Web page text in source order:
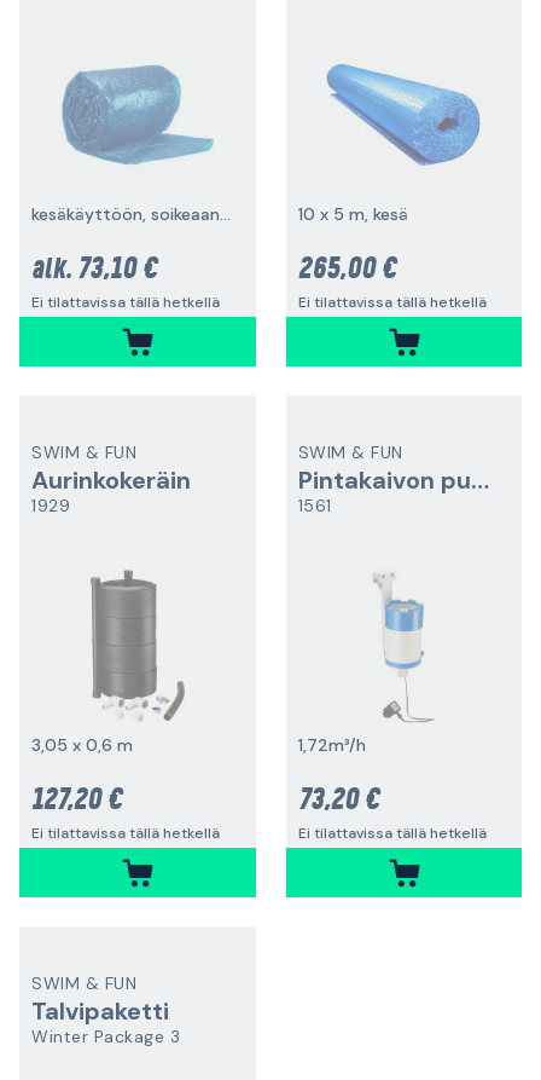
kesäkäyttöön, soikeaan uima-altaaseen
alk. 73,10 €
Ei tilattavissa tällä hetkellä
10 x 5 m, kesä
265,00 €
Ei tilattavissa tällä hetkellä
SWIM & FUN
Aurinkokeräin
1929
3,05 x 0,6 m
127,20 €
Ei tilattavissa tällä hetkellä
SWIM & FUN
Pintakaivon pumppu
1561
1,72m³/h
73,20 €
Ei tilattavissa tällä hetkellä
SWIM & FUN
Talvipaketti
Winter Package 3